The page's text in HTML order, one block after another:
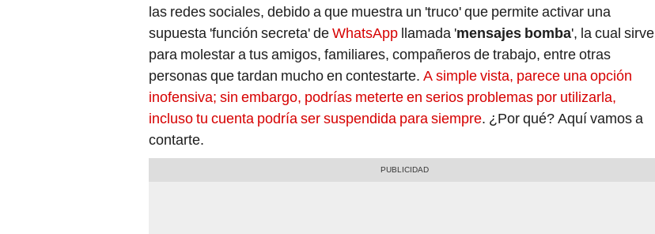
las redes sociales, debido a que muestra un 'truco' que permite activar una
supuesta 'función secreta' deWhatsApp llamada 'mensajes bomba', la cual sirve
para molestar a tus amigos, familiares, compañeros de trabajo, entre otras
personas que tardan mucho en contestarte. A simple vista, parece una opción
inofensiva; sin embargo, podrías meterte en serios problemas por utilizarla,
incluso tu cuenta podría ser suspendida para siempre. ¿Por qué? Aquí vamos a
contarte.